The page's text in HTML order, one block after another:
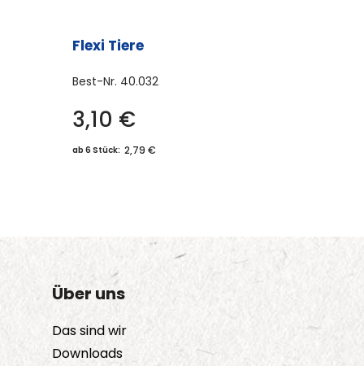
Flexi Tiere
Best-Nr. 40.032
3,10 €
ab 6 Stück: 2,79 €
Über uns
Das sind wir
Downloads